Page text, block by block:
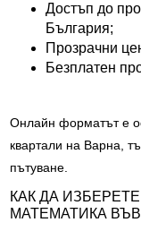
Достъп до
България;
Прозрачни
Безплатен
Онлайн форматът е
квартали на Варна,
пътуване.
КАК ДА
МАТЕМАТИКА